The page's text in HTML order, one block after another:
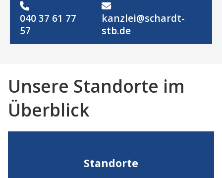

040 37 61 77
57

kanzlei@schardt-
stb.de
Unsere Standorte im
Überblick
Standorte